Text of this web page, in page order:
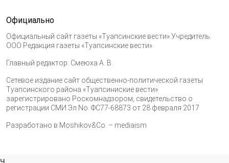
Официально
Официальный сайт газеты «Туапсинские вести» Учредитель:
ООО Редакция газеты «Туапсинские вести»
Главный редактор: Смеюха А. В.
Сетевое издание сайт общественно-политической газеты
Туапсинского района «Туапсиниские вести»
зарегистрировано Роскомнадзором, свидетельство о
регистрации СМИ Эл No. ФС77-68873 от 28 февраля 2017
Разработано в Moshikov&Co. – mediaism
ч